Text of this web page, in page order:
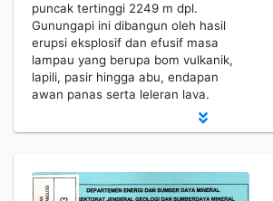
puncak tertinggi 2249 m dpl.
Gunungapi ini dibangun oleh hasil
erupsi eksplosif dan efusif masa
lampau yang berupa bom vulkanik,
lapili, pasir hingga abu, endapan
awan panas serta leleran lava.